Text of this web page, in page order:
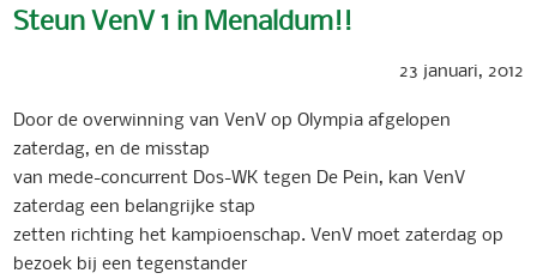
Steun VenV 1 in Menaldum!!
23 januari, 2012
Door de overwinning van VenV op Olympia afgelopen
zaterdag, en de misstap
van mede-concurrent Dos-WK tegen De Pein, kan VenV
zaterdag een belangrijke stap
zetten richting het kampioenschap. VenV moet zaterdag op
bezoek bij een tegenstander